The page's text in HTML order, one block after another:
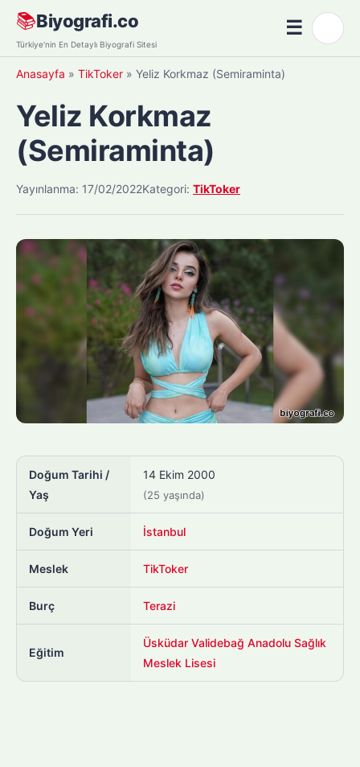
Skip
content
📚Biyografi.co
Türkiye'nin En Detaylı Biyografi Sitesi
☰Menü
Anasayfa » TikToker » Yeliz Korkmaz (Semiraminta)
Yeliz Korkmaz
(Semiraminta)
Yayınlanma: 17/02/2022Kategori: TikToker
Doğum Tarihi /
Yaş
14 Ekim 2000
(25 yaşında)
Doğum Yeri İstanbul
Meslek TikToker
Burç Terazi
Eğitim
Üsküdar Validebağ Anadolu Sağlık
Meslek Lisesi